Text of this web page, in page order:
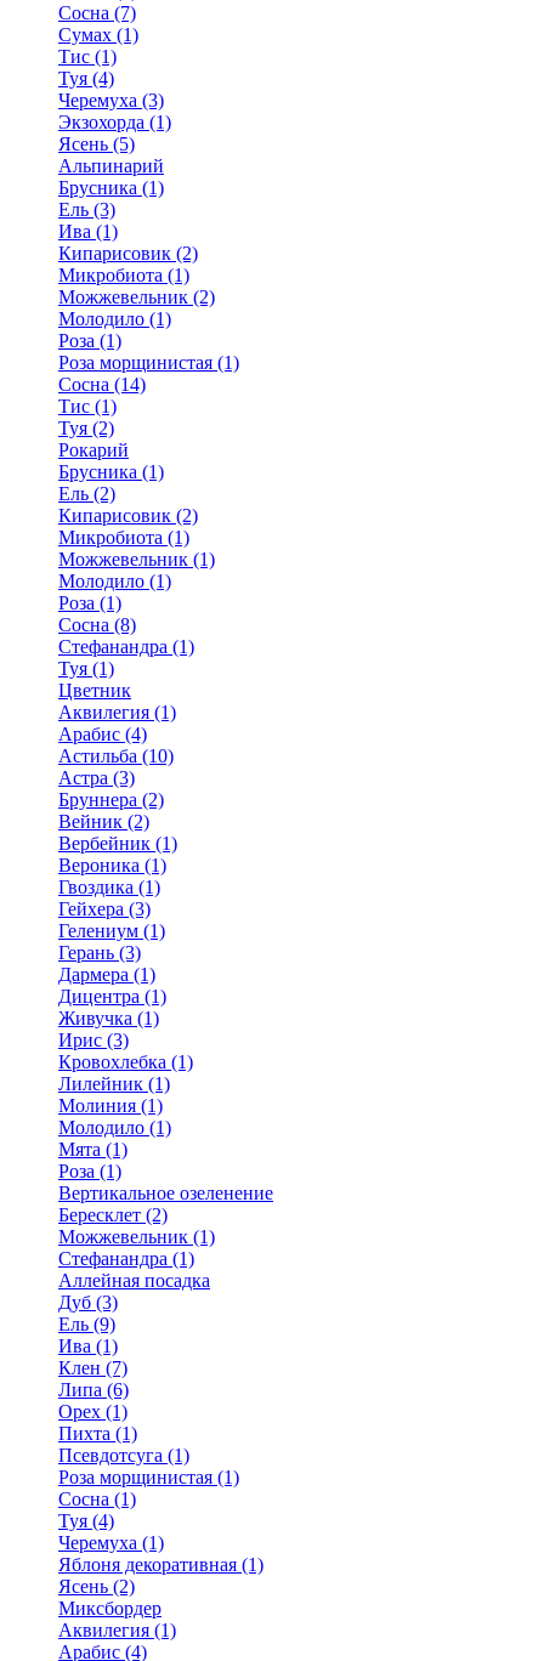
Сосна (7)
Сумах (1)
Тис (1)
Туя (4)
Черемуха (3)
Экзохорда (1)
Ясень (5)
Альпинарий
Брусника (1)
Ель (3)
Ива (1)
Кипарисовик (2)
Микробиота (1)
Можжевельник (2)
Молодило (1)
Роза (1)
Роза морщинистая (1)
Сосна (14)
Тис (1)
Туя (2)
Рокарий
Брусника (1)
Ель (2)
Кипарисовик (2)
Микробиота (1)
Можжевельник (1)
Молодило (1)
Роза (1)
Сосна (8)
Стефанандра (1)
Туя (1)
Цветник
Аквилегия (1)
Арабис (4)
Астильба (10)
Астра (3)
Бруннера (2)
Вейник (2)
Вербейник (1)
Вероника (1)
Гвоздика (1)
Гейхера (3)
Гелениум (1)
Герань (3)
Дармера (1)
Дицентра (1)
Живучка (1)
Ирис (3)
Кровохлебка (1)
Лилейник (1)
Молиния (1)
Молодило (1)
Мята (1)
Роза (1)
Вертикальное озеленение
Бересклет (2)
Можжевельник (1)
Стефанандра (1)
Аллейная посадка
Дуб (3)
Ель (9)
Ива (1)
Клен (7)
Липа (6)
Орех (1)
Пихта (1)
Псевдотсуга (1)
Роза морщинистая (1)
Сосна (1)
Туя (4)
Черемуха (1)
Яблоня декоративная (1)
Ясень (2)
Миксбордер
Аквилегия (1)
Арабис (4)